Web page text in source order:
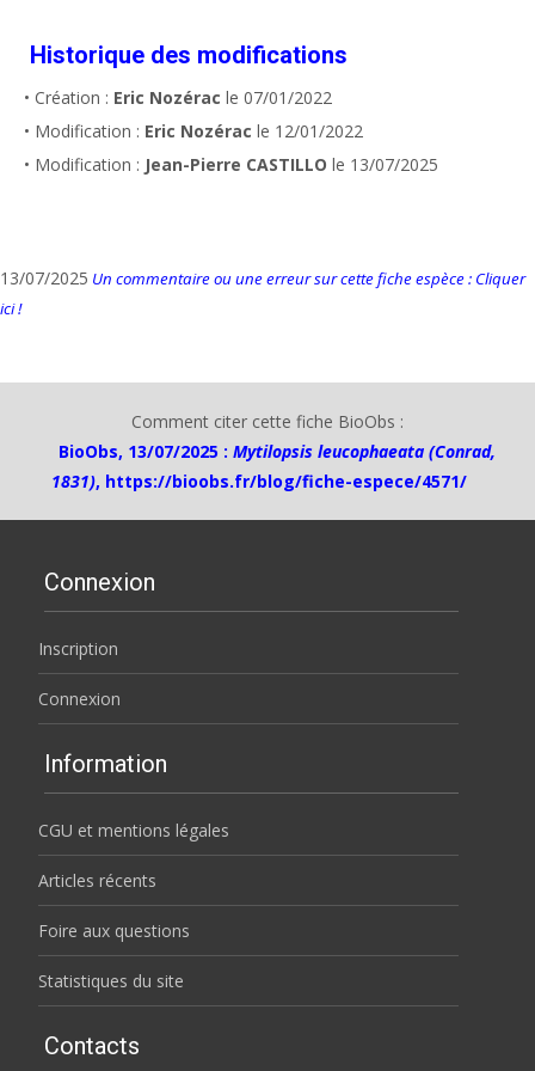
Historique des modifications
• Création : Eric Nozérac le 07/01/2022
• Modification : Eric Nozérac le 12/01/2022
• Modification : Jean-Pierre CASTILLO le 13/07/2025
13/07/2025 Un commentaire ou une erreur sur cette fiche espèce : Cliquer
ici !
Comment citer cette fiche BioObs :
BioObs, 13/07/2025 : Mytilopsis leucophaeata (Conrad,
1831), https://bioobs.fr/blog/fiche-espece/4571/
Connexion
Inscription
Connexion
Information
CGU et mentions légales
Articles récents
Foire aux questions
Statistiques du site
Contacts